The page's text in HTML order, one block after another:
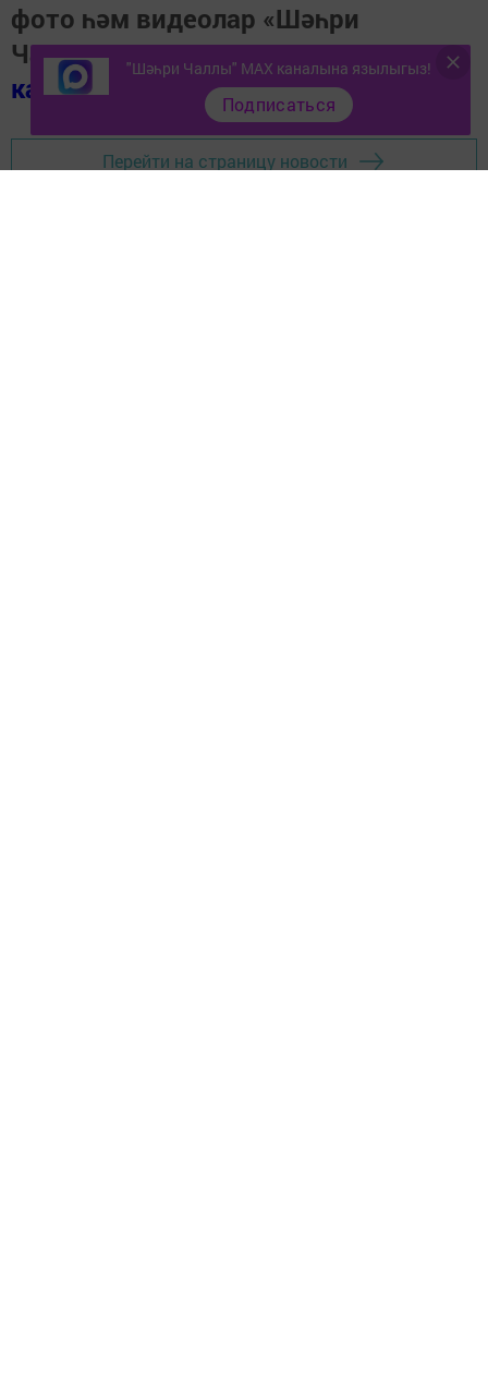
фото һәм видеолар «Шәһри
Чаллы»ныңMAX
каналында
(язылыгыз).
Перейти на страницу новости
"Шәһри Чаллы" MAX каналына язылыгыз!
Подписаться